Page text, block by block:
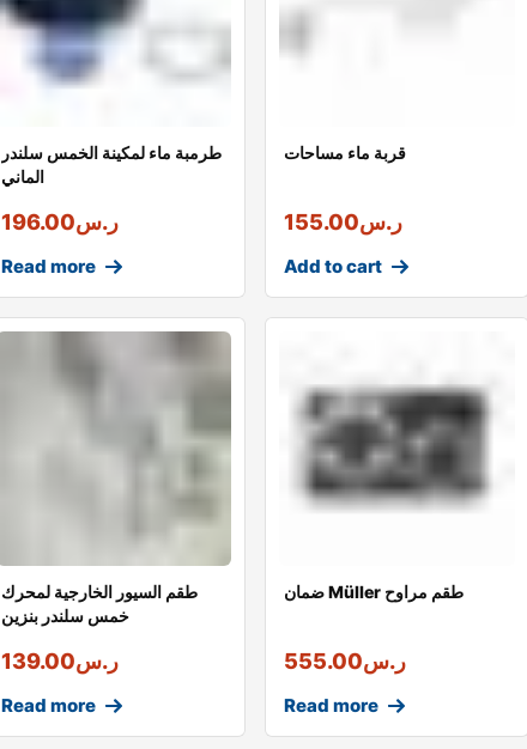
طرمبة ماء لمكينة الخمس سلندر
الماني
ر.س196.00
Read more
قربة ماء مساحات
ر.س155.00
Add to cart
طقم السيور الخارجية لمحرك
خمس سلندر بنزين
ر.س139.00
Read more
ضمان Müller طقم مراوح
ر.س555.00
Read more